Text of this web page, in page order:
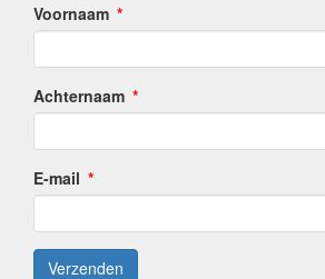
Voornaam
Achternaam
E-mail